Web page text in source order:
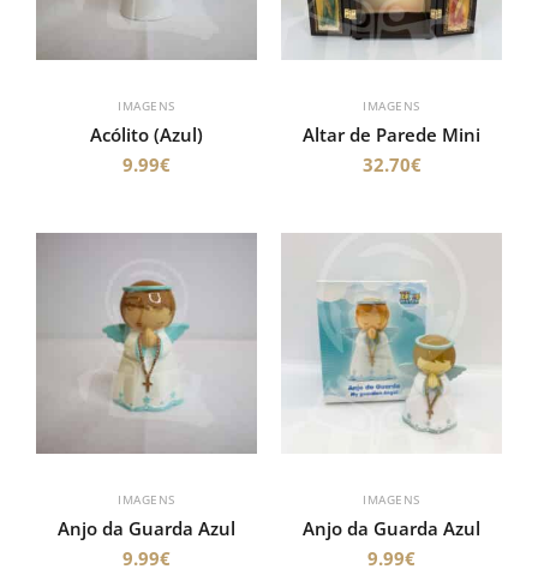
IMAGENS
Acólito (Azul)
9.99€
IMAGENS
Altar de Parede Mini
32.70€
IMAGENS
Anjo da Guarda Azul
9.99€
IMAGENS
Anjo da Guarda Azul
9.99€